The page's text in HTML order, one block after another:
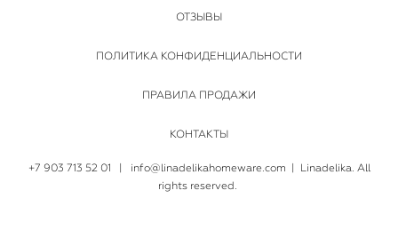
ОТЗЫВЫ
ПОЛИТИКА КОНФИДЕНЦИАЛЬНОСТИ
ПРАВИЛА ПРОДАЖИ
КОНТАКТЫ
+7 903 713 52 01 info@linadelikahomeware.com | Linadelika. All
rights reserved.